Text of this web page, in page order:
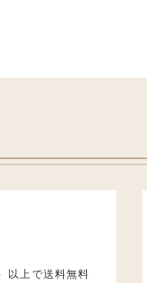
以上で送料無料